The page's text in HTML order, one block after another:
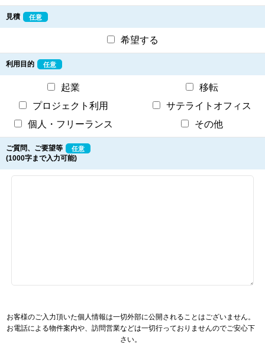
見積 任意
希望する
利用目的 任意
起業
移転
プロジェクト利用
サテライトオフィス
個人・フリーランス
その他
ご質問、ご要望等 任意
(1000字まで入力可能)
お客様のご入力頂いた個人情報は一切外部に公開されることはございません。
お電話による物件案内や、訪問営業などは一切行っておりませんのでご安心下
さい。